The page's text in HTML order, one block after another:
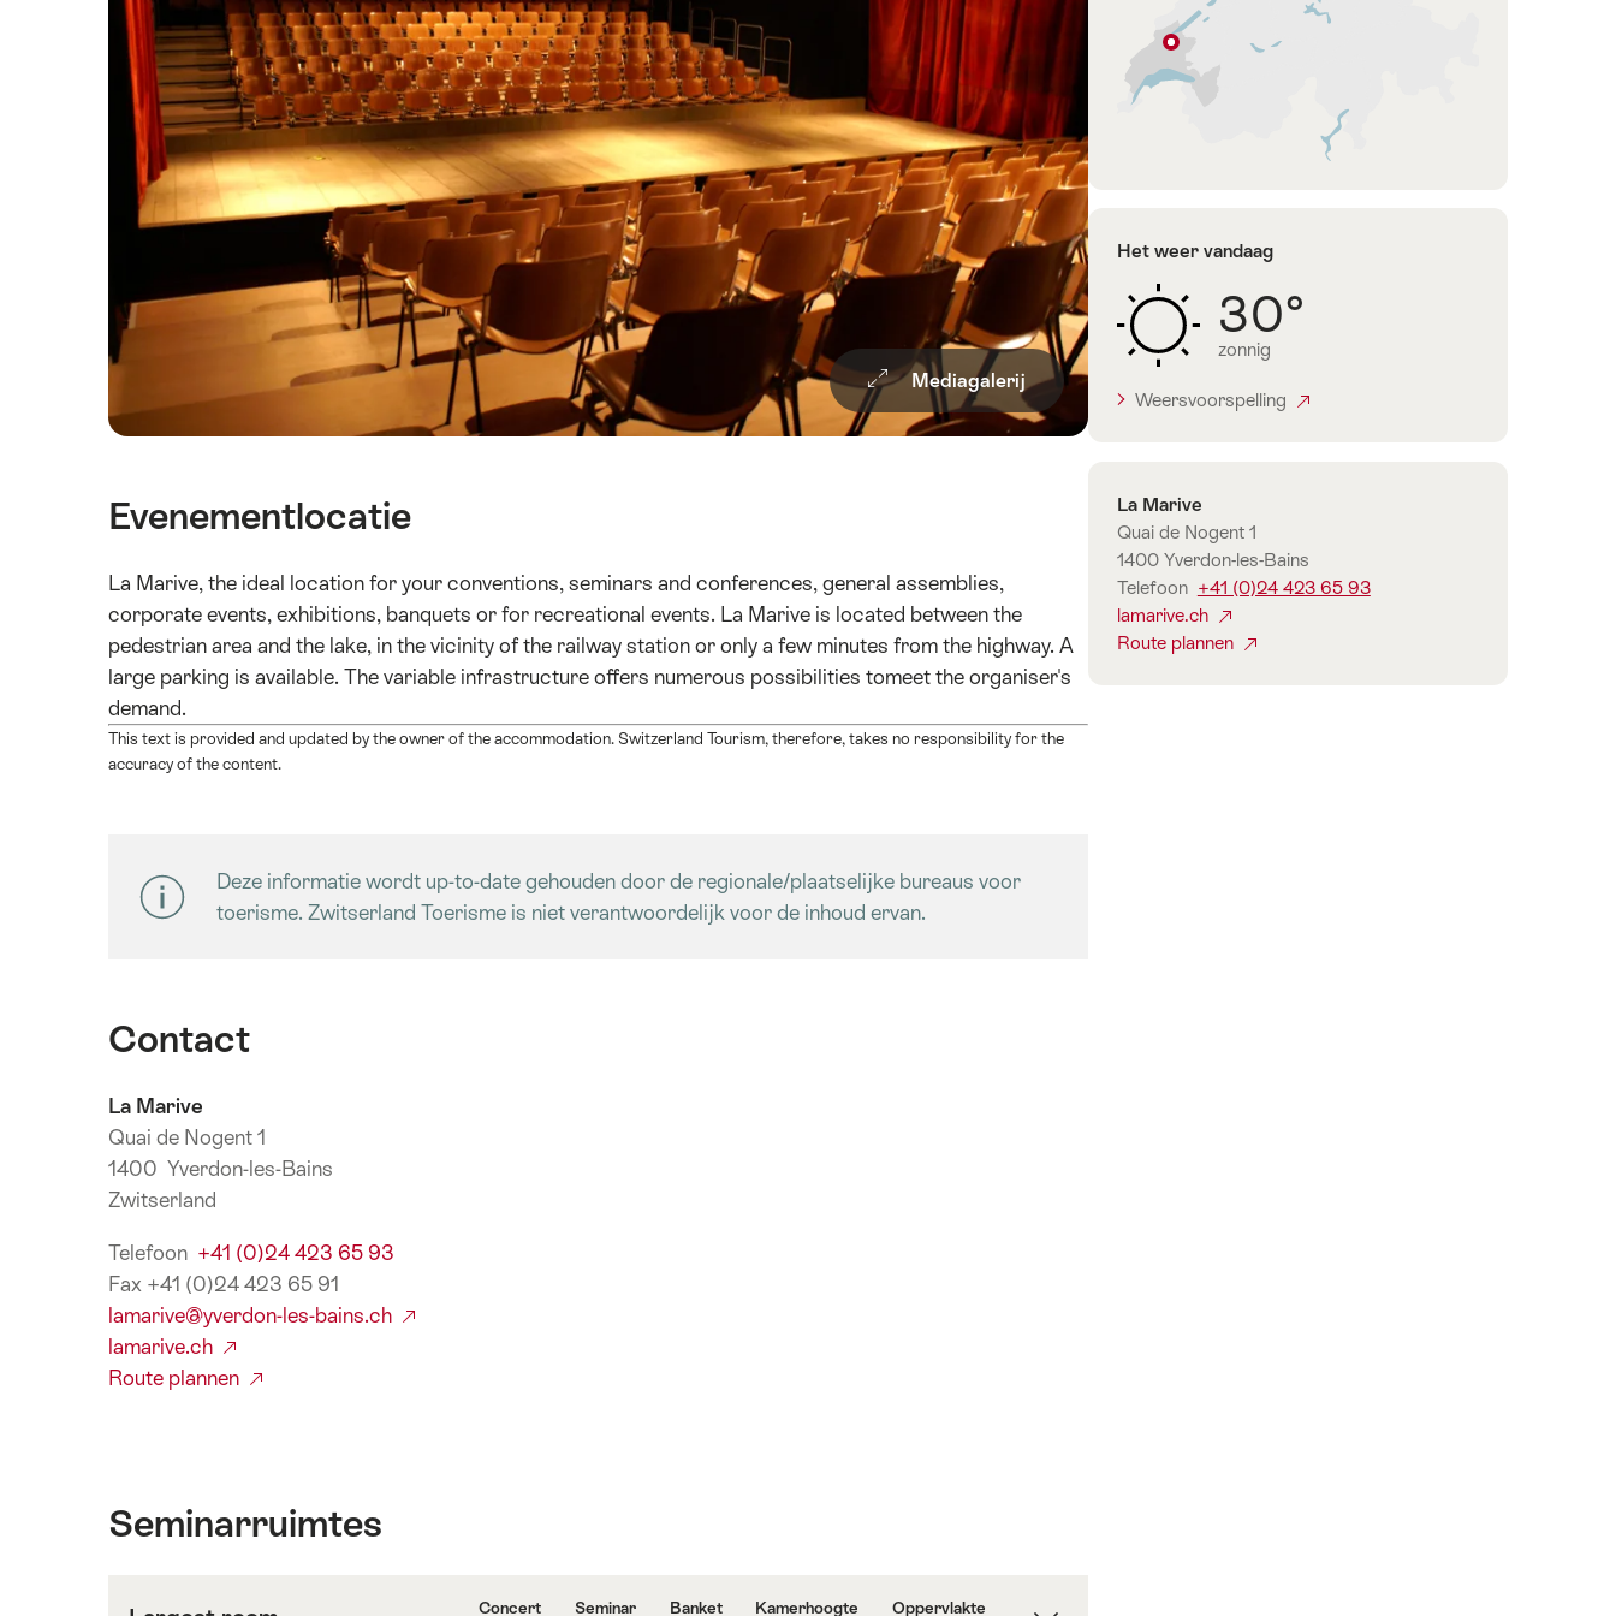
Mediagalerij
Verlanglijst
Evenementlocatie
La Marive, the ideal location for your conventions, seminars and conferences, general assemblies,
corporate events, exhibitions, banquets or for recreational events. La Marive is located between the
pedestrian area and the lake, in the vicinity of the railway station or only a few minutes from the highway. A
large parking is available. The variable infrastructure offers numerous possibilities tomeet the organiser's
demand.
This text is provided and updated by the owner of the accommodation. Switzerland Tourism, therefore, takes no responsibility for the
accuracy of the content.
Deze informatie wordt up-to-date gehouden door de regionale/plaatselijke bureaus voor
toerisme. Zwitserland Toerisme is niet verantwoordelijk voor de inhoud ervan.
Contact
La Marive
Quai de Nogent 1
1400 Yverdon-les-Bains
Zwitserland
Telefoon +41 (0)24 423 65 93
Fax +41 (0)24 423 65 91
lamarive@yverdon-les-bains.ch
lamarive.ch
Route plannen
Seminarruimtes
Concert
Seminar
Banket
Kamerhoogte
Oppervlakte
Yverdon-
Het weer vandaag
30°
zonnig
Weersvoorspelling
Contact
La Marive
Quai de Nogent 1
1400 Yverdon-les-Bains
Telefoon +41 (0)24 423 65 93
lamarive.ch
Route plannen